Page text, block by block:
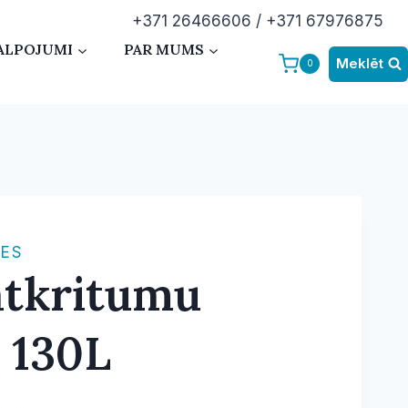
+371 26466606 / +371 67976875
PAR MUMS
0 Meklēt